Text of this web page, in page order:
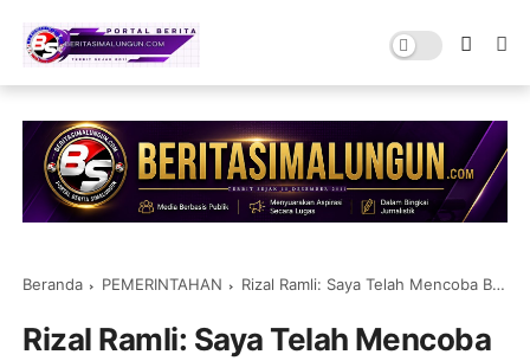
Beranda PEMERINTAHAN Rizal Ramli: Saya Telah Mencoba Berbuat yang Terbaik
Rizal Ramli: Saya Telah Mencoba